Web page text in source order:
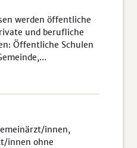
werden öffentliche
und berufliche
Öffentliche Schulen
innen,
innen ohne